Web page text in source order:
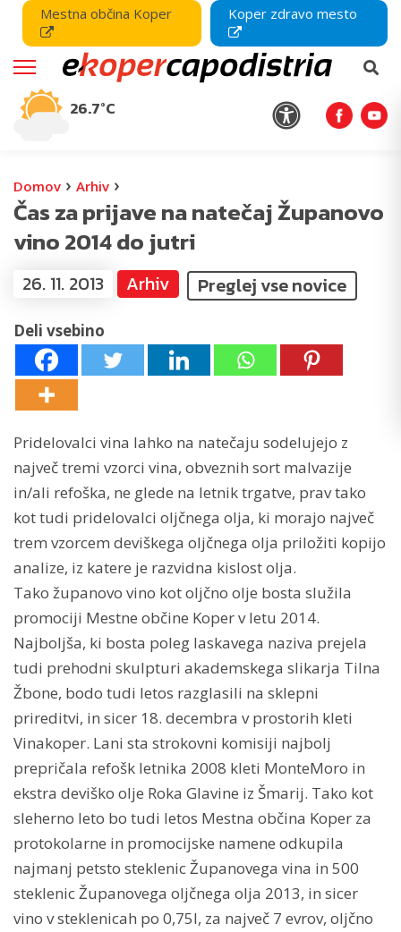
Mestna občina Koper Koper zdravo mesto
26.7°C
Domov › Arhiv ›
Čas za prijave na natečaj Županovo
vino 2014 do jutri
26. 11. 2013 Arhiv Preglej vse novice
Deli vsebino
Pridelovalci vina lahko na natečaju sodelujejo z
največ tremi vzorci vina, obveznih sort malvazije
in/ali refoška, ne glede na letnik trgatve, prav tako
kot tudi pridelovalci oljčnega olja, ki morajo največ
trem vzorcem deviškega oljčnega olja priložiti kopijo
analize, iz katere je razvidna kislost olja.
Tako županovo vino kot oljčno olje bosta služila
promociji Mestne občine Koper v letu 2014.
Najboljša, ki bosta poleg laskavega naziva prejela
tudi prehodni skulpturi akademskega slikarja Tilna
Žbone, bodo tudi letos razglasili na sklepni
prireditvi, in sicer 18. decembra v prostorih kleti
Vinakoper. Lani sta strokovni komisiji najbolj
prepričala refošk letnika 2008 kleti MonteMoro in
ekstra deviško olje Roka Glavine iz Šmarij. Tako kot
sleherno leto bo tudi letos Mestna občina Koper za
protokolarne in promocijske namene odkupila
najmanj petsto steklenic Županovega vina in 500
steklenic Županovega oljčnega olja 2013, in sicer
vino v steklenicah po 0,75l, za največ 7 evrov, oljčno